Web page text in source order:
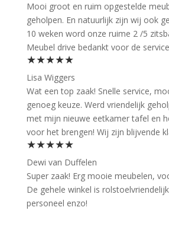
Mooi groot en ruim opgestelde
geholpen. En natuurlijk zijn wij ook
10 weken word onze ruime 2 /5
Meubel drive bedankt voor de service
★★★★★
Lisa Wiggers
Wat een top zaak! Snelle service,
genoeg keuze. Werd vriendelijk
met mijn nieuwe eetkamer tafel en
voor het brengen! Wij zijn blijvende
★★★★★
Dewi van Duffelen
Super zaak! Erg mooie meubelen,
De gehele winkel is
personeel enzo!